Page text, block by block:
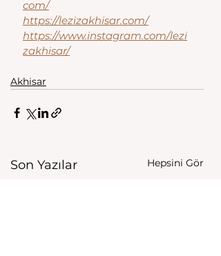
com/
https://lezizakhisar.com/
https://www.instagram.com/lezi
zakhisar/
Akhisar
Son Yazılar Hepsini Gör